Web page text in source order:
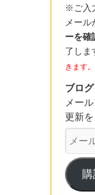
※ご入
メール
ーを確
了しま
きます。
ブロ
メー
更新を
メ
ー
ル
ア
ド
購